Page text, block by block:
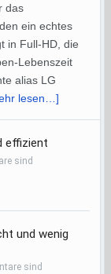
das
ein echtes
in Full-HD, die
Lebenszeit
alias LG
lesen…]
effizient
sind
und wenig
sind